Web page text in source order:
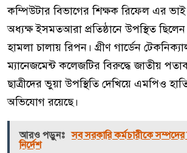
কম্পিউটার বিভাগের শিক্ষক রিফেল এর
অধ্যক্ষ ইসমতআরা প্রতিষ্ঠানে উপস্থিত
হামলা চালায় রিপন। গ্রীণ গার্ডেন
ম্যানেজমেন্ট কলেজটির বিরুদ্ধে জাতীয়
ছাত্রীদের ভুয়া উপস্থিতি দেখিয়ে এমপিও
অভিযোগ রয়েছে।
আরও পড়ুনঃ সব সরকারি কর্মচারীকে সম্পদের
নির্দেশ